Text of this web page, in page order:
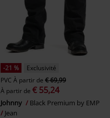
-21 %
Exclusivité
PVC À partir de € 69,99
À partir de € 55,24
Johnny
Black Premium by EMP
Jean